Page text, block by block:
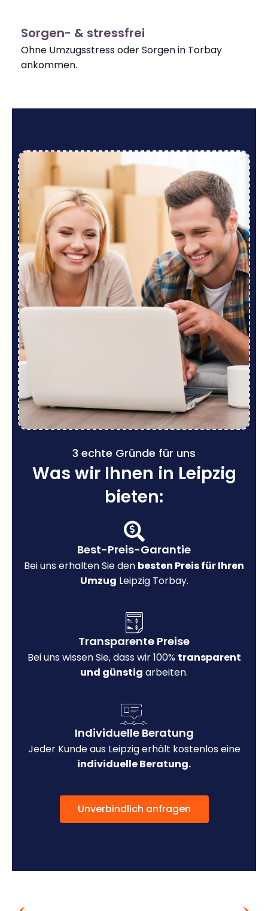
Sorgen- & stressfrei
Ohne Umzugsstress oder Sorgen in Torbay
ankommen.
3 echte Gründe für uns
Was wir Ihnen in Leipzig
bieten:
Best-Preis-Garantie
Bei uns erhalten Sie den besten Preis für Ihren
Umzug Leipzig Torbay.
Transparente Preise
Bei uns wissen Sie, dass wir 100% transparent
und günstig arbeiten.
Individuelle Beratung
Jeder Kunde aus Leipzig erhält kostenlos eine
individuelle Beratung.
Unverbindlich anfragen